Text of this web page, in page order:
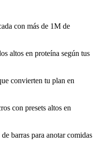
con más de 1M de
altos en proteína según tus
convierten tu plan en
con presets altos en
barras para anotar comidas